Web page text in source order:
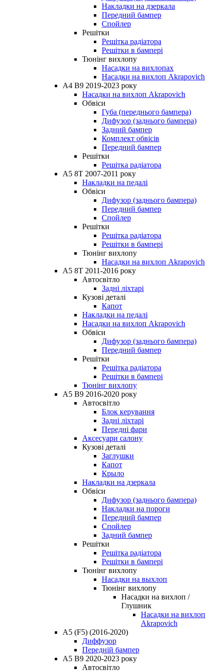
Накладки на дзеркала
Передний бампер
Спойлер
Решітки
Решітка радіатора
Решітки в бампері
Тюнінг вихлопу
Насадки на вихлопах
Насадки на вихлоп Akrapovich
A4 B9 2019-2023 року
Насадки на вихлоп Akrapovich
Обвіси
Губа (переднього бампера)
Дифузор (заднього бампера)
Задний бампер
Комплект обвісів
Передний бампер
Решітки
Решітка радіатора
A5 8T 2007-2011 року
Накладки на педалі
Обвіси
Дифузор (заднього бампера)
Передний бампер
Спойлер
Решітки
Решітка радіатора
Решітки в бампері
Тюнінг вихлопу
Насадки на вихлоп Akrapovich
A5 8T 2011-2016 року
Автосвітло
Задні ліхтарі
Кузові деталі
Капот
Накладки на педалі
Насадки на вихлоп Akrapovich
Обвіси
Дифузор (заднього бампера)
Передний бампер
Решітки
Решітка радіатора
Решітки в бампері
Тюнінг вихлопу
A5 B9 2016-2020 року
Автосвітло
Блок керування
Задні ліхтарі
Передні фари
Аксесуари салону
Кузові деталі
Заглушки
Капот
Крыло
Накладки на дзеркала
Обвіси
Дифузор (заднього бампера)
Накладки на пороги
Передний бампер
Спойлер
Задний бампер
Решітки
Решітка радіатора
Решітки в бампері
Тюнінг вихлопу
Насадки на выхлоп
Тюнінг вихлопу
Насадки на вихлоп /
Глушник
Насадки на вихлоп
Akrapovich
A5 (F5) (2016-2020)
Диффузор
Передній бампер
A5 B9 2020-2023 року
Автосвітло